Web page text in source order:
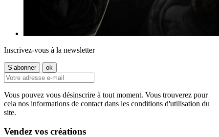
Inscrivez-vous à la newsletter
Vous pouvez vous désinscrire à tout moment. Vous trouverez pour
cela nos informations de contact dans les conditions d'utilisation du
site.
Vendez vos créations